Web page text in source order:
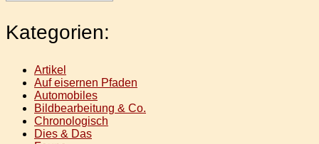
Kategorien:
Artikel
Auf eisernen Pfaden
Automobiles
Bildbearbeitung & Co.
Chronologisch
Dies & Das